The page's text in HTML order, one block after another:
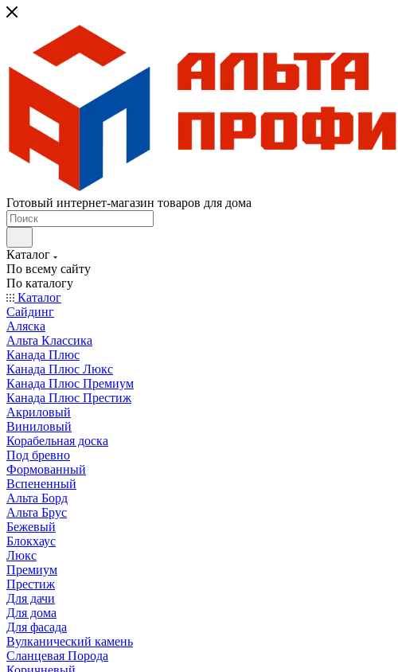
Готовый интернет-магазин товаров для дома
Каталог
По всему сайту
По каталогу
Каталог
Сайдинг
Аляска
Альта Классика
Канада Плюс
Канада Плюс Люкс
Канада Плюс Премиум
Канада Плюс Престиж
Акриловый
Виниловый
Корабельная доска
Под бревно
Формованный
Вспененный
Альта Борд
Альта Брус
Бежевый
Блокхаус
Люкс
Премиум
Престиж
Для дачи
Для дома
Для фасада
Вулканический камень
Сланцевая Порода